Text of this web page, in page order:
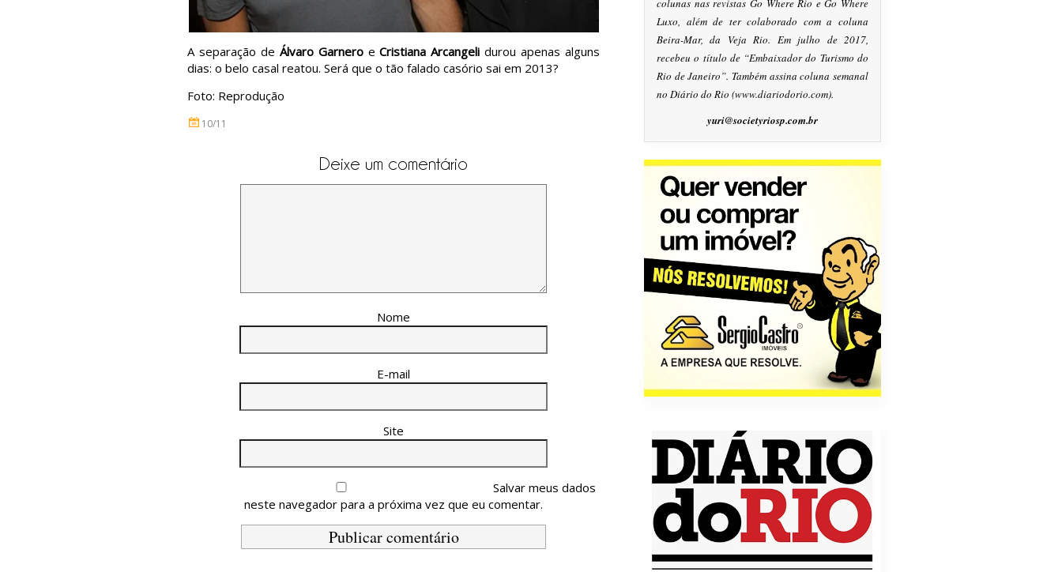
A separação de Álvaro GarneroeCristiana Arcangelidurou apenas alguns
dias: o belo casal reatou. Será que o tão falado casório sai em 2013?
Foto: Reprodução
10/11
Deixe um comentário
Nome
E-mail
Site
Salvar meus dados
neste navegador para a próxima vez que eu comentar.
colunas nas revistas Go Where Rio e Go Where
Luxo, além de ter colaborado com a coluna
Beira-Mar, da Veja Rio. Em julho de 2017,
recebeu o título de “Embaixador do Turismo do
Rio de Janeiro”. Também assina coluna semanal
no Diário do Rio (www.diariodorio.com).
yuri@societyriosp.com.br